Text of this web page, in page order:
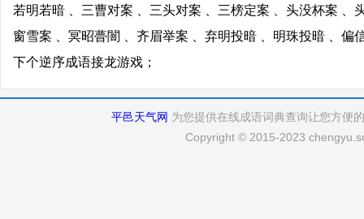
若明若暗 、三曹对案 、三头对案 、三榜定案 、头没杯案 、
窗雪案 、冥昭瞢闇 、齐眉举案 、弃明投暗 、明珠投暗 、偏
下个逆序成语接龙游戏；
平邑天气网 为您提供在线成语词典查询让您方便
Copyright © 2015-2023